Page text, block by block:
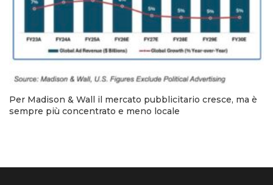
Per Madison & Wall il mercato pubblicitario cresce, ma è
sempre più concentrato e meno locale